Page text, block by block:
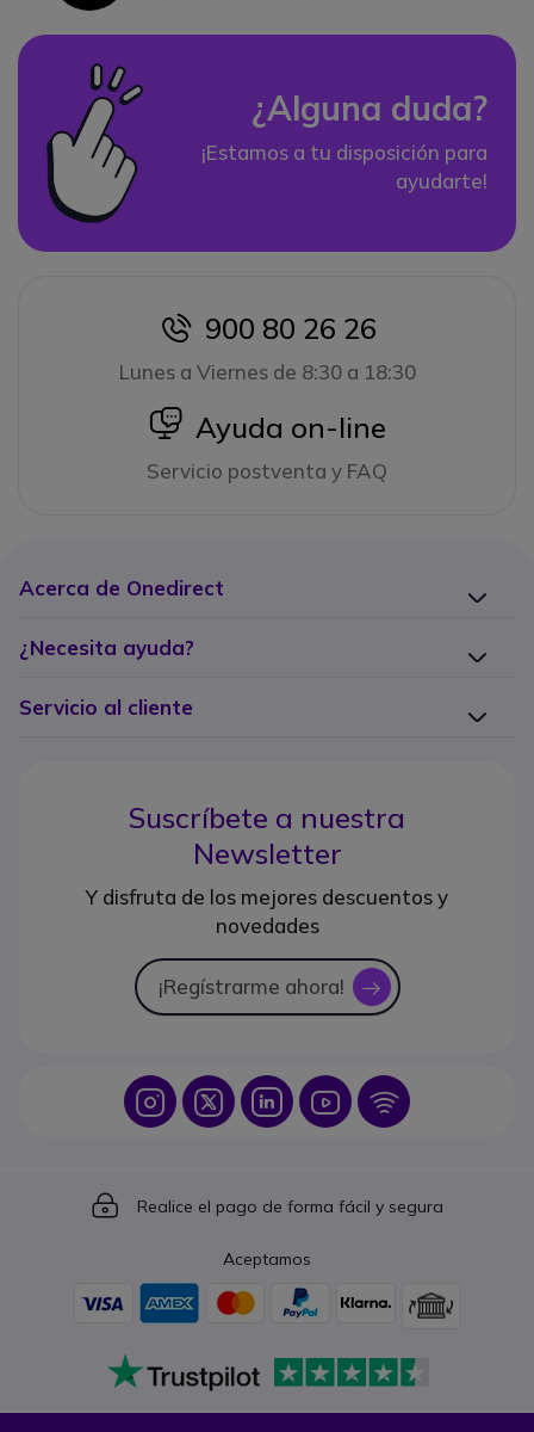
¿Alguna duda?
¡Estamos a tu disposición para
ayudarte!
icon
900 80 26 26
Lunes a Viernes de 8:30 a 18:30
icon
Ayuda on-line
Servicio postventa y FAQ
Acerca de Onedirect
¿Necesita ayuda?
Servicio al cliente
Suscríbete a nuestra
Newsletter
Y disfruta de los mejores descuentos y
novedades
¡Regístrarme ahora! icon
Icon IconIcon Icon Icon
Icon
Realice el pago de forma fácil y segura
Aceptamos